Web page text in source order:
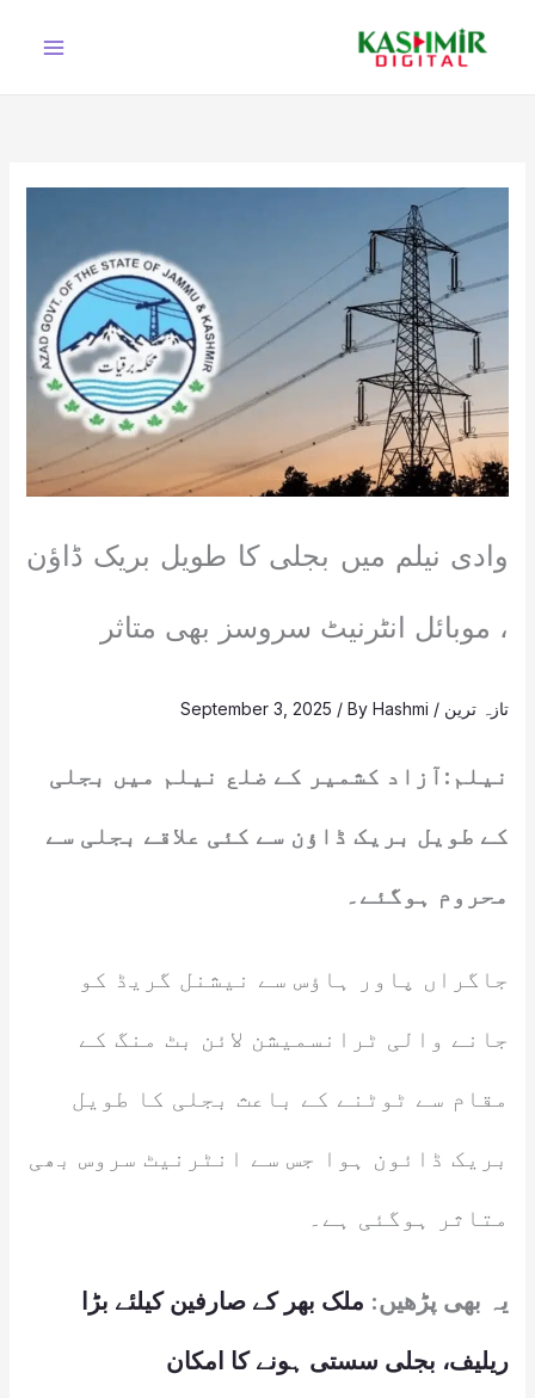
وادی نیلم میں بجلی کا طویل بریک ڈاؤن
، موبائل انٹرنیٹ سروسز بھی متاثر
تازہ ترین /
September 3, 2025 / ByHashmi
نیلم:آزاد کشمیر کے ضلع نیلم میں بجلی
کے طویل بریک ڈاؤن سے کئی علاقے بجلی سے
محروم ہوگئے۔
جاگراں پاور ہاؤس سے نیشنل گریڈ کو
جانے والی ٹرانسمیشن لائن بٹ منگ کے
مقام سے ٹوٹنے کے باعث بجلی کا طویل
بریک ڈائون ہوا جس سے انٹرنیٹ سروس بھی
متاثر ہوگئی ہے۔
یہ بھی پڑھیں: ملک بھر کے صارفین کیلئے بڑا
ریلیف، بجلی سستی ہونے کا امکان